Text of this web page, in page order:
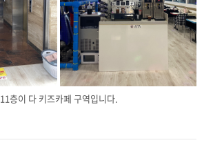
11층이 다 키즈카페 구역입니다.